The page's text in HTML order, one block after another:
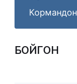
Кормандон
БОЙГОНӢ